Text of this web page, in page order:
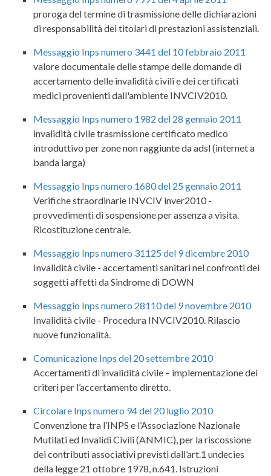
proroga del termine di trasmissione delle dichiarazioni
di responsabilità dei titolari di prestazioni assistenziali.
Messaggio Inps numero 3441 del 10 febbraio 2011
valore documentale delle stampe delle domande di
accertamento delle invalidità civili e dei certificati
medici provenienti dall'ambiente INVCIV2010.
Messaggio Inps numero 1982 del 28 gennaio 2011
invalidità civile trasmissione certificato medico
introduttivo per zone non raggiunte da adsl (internet a
banda larga)
Messaggio Inps numero 1680 del 25 gennaio 2011
Verifiche straordinarie INVCIV inver2010 -
provvedimenti di sospensione per assenza a visita.
Ricostituzione centrale.
Messaggio Inps numero 31125 del 9 dicembre 2010
Invalidità civile - accertamenti sanitari nel confronti dei
soggetti affetti da Sindrome di DOWN
Messaggio Inps numero 28110 del 9 novembre 2010
Invalidità civile - Procedura INVCIV2010. Rilascio
nuove funzionalità.
Comunicazione Inps del 20 settembre 2010
Accertamenti di invalidità civile – implementazione dei
criteri per l’accertamento diretto.
Circolare Inps numero 94 del 20 luglio 2010
Convenzione tra l’INPS e l’Associazione Nazionale
Mutilati ed Invalidi Civili (ANMIC), per la riscossione
dei contributi associativi previsti dall’art.1 undecies
della legge 21 ottobre 1978, n.641. Istruzioni